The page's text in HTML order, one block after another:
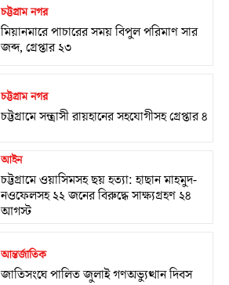
চট্টগ্রাম নগর
মিয়ানমারে পাচারের সময় বিপুল পরিমাণ সার
জব্দ, গ্রেপ্তার ২৩
চট্টগ্রাম নগর
চট্টগ্রামে সন্ত্রাসী রায়হানের সহযোগীসহ গ্রেপ্তার ৪
আইন
চট্টগ্রামে ওয়াসিমসহ ছয় হত্যা: হাছান মাহমুদ-
নওফেলসহ ২২ জনের বিরুদ্ধে সাক্ষ্যগ্রহণ ২৪
আগস্ট
আন্তর্জাতিক
জাতিসংঘে পালিত জুলাই গণঅভ্যুত্থান দিবস